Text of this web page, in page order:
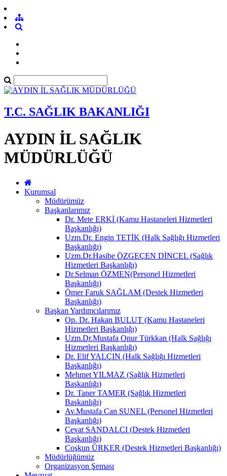
T.C. SAĞLIK BAKANLIĞI
AYDIN İL SAĞLIK
MÜDÜRLÜĞÜ
Kurumsal
Müdürümüz
Başkanlarımız
Dr. Mete ERKİ (Kamu Hastaneleri Hizmetleri
Başkanlığı)
Uzm.Dr. Engin TETİK (Halk Sağlığı Hizmetleri
Başkanlığı)
Uzm.Dr.Hasibe ÖZGEÇEN DİNCEL (Sağlık
Hizmetleri Başkanlığı)
Dr.Selman ÖZMEN(Personel Hizmetleri
Başkanlığı)
Ömer Faruk SAĞLAM (Destek Hizmetleri
Başkanlığı)
Başkan Yardımcılarımız
Op. Dr. Hakan BULUT (Kamu Hastaneleri
Hizmetleri Başkanlığı)
Uzm.Dr.Mustafa Onur Türkkan (Halk Sağlığı
Hizmetleri Başkanlığı)
Dr. Elif YALÇIN (Halk Sağlığı Hizmetleri
Başkanlığı)
Mehmet YILMAZ (Sağlık Hizmetleri
Başkanlığı)
Dr. Taner TAMER (Sağlık Hizmetleri
Başkanlığı)
Av.Mustafa Can SUNEL (Personel Hizmetleri
Başkanlığı)
Cevat SANDALCI (Destek Hizmetleri
Başkanlığı)
Coşkun ÜRKER (Destek Hizmetleri Başkanlığı)
Müdürlüğümüz
Organizasyon Şeması